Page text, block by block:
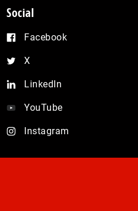
Social
Facebook
X
LinkedIn
YouTube
Instagram